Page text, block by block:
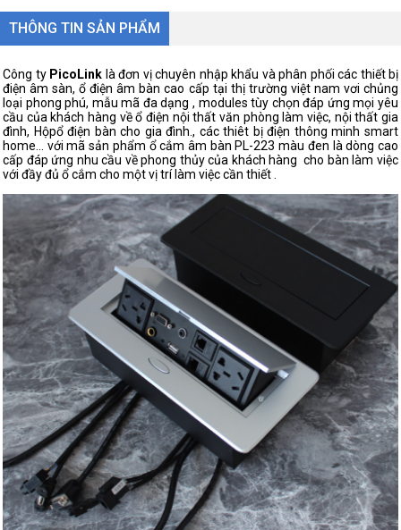
THÔNG TIN SẢN PHẨM
Công ty PicoLink là đơn vị chuyên nhập khẩu và phân phối các thiết bị
điện âm sàn, ổ điện âm bàn cao cấp tại thị trường việt nam vơi chủng
loại phong phú, mẫu mã đa dạng , modules tùy chọn đáp ứng mọi yêu
cầu của khách hàng về ổ điện nội thất văn phòng làm việc, nội thất gia
đình, Hộpổ điện bàn cho gia đình., các thiêt bị điện thông minh smart
home... với mã sản phẩm ổ cắm âm bàn PL-223 màu đen là dòng cao
cấp đáp ứng nhu cầu về phong thủy của khách hàng cho bàn làm việc
với đầy đủ ổ cắm cho một vị trí làm việc cần thiết .